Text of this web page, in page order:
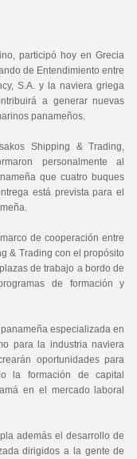
participó hoy en Grecia
de Entendimiento entre
S.A. y la naviera griega
a generar nuevas
panameños.
Shipping & Trading,
personalmente al
que cuatro buques
está prevista para el
de cooperación entre
& Trading con el propósito
de trabajo a bordo de
de formación y
especializada en
para la industria naviera
oportunidades para
la formación de capital
en el mercado laboral
además el desarrollo de
dirigidos a la gente de